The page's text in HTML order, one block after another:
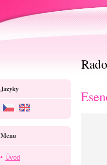
Jazyky
Menu
Úvod